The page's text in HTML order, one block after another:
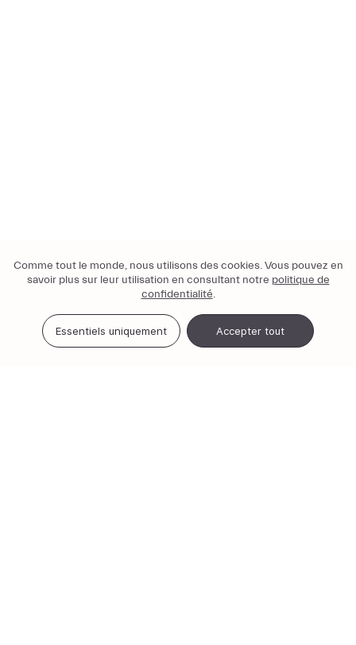
Comme tout le monde, nous utilisons des cookies. Vous pouvez en
savoir plus sur leur utilisation en consultant notre politique de
confidentialité.
Essentiels uniquement Accepter tout